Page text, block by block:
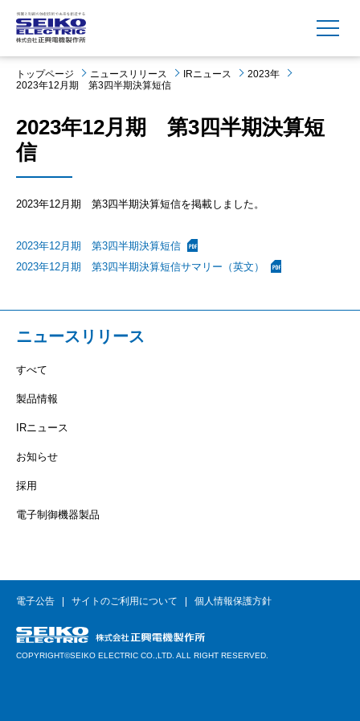
MENU
トップページ ニュースリリース IRニュース
2023年
2023年12月期 第3四半期決算短信
2023年12月期 第3四半期決算短
信
2023年12月期 第3四半期決算短信を掲載しました。
2023年12月期 第3四半期決算短信
2023年12月期 第3四半期決算短信サマリー（英文）
ニュースリリース
すべて
製品情報
IRニュース
お知らせ
採用
電子制御機器製品
電子公告 サイトのご利用について 個人情報保護方針
COPYRIGHT©SEIKO ELECTRIC CO.,LTD. ALL RIGHT RESERVED.